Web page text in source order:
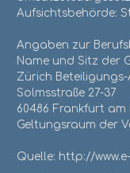
Aufsichtsbehörde:
Angaben zur
Name und Sitz der
Zürich
Solmsstraße 27-37
60486 Frankfurt am
Geltungsraum der
Quelle: http://